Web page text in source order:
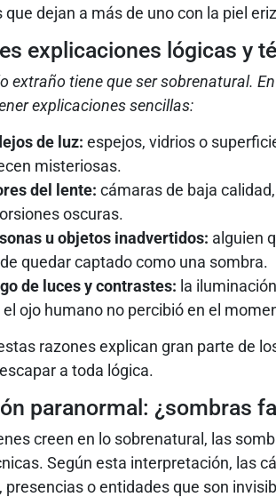
que dejan a más de uno con la piel
explicaciones lógicas y
extraño tiene que ser sobrenatural.
explicaciones sencillas:
de luz: espejos, vidrios o
misteriosas.
del lente: cámaras de baja
oscuras.
u objetos inadvertidos: alguien
quedar captado como una sombra.
de luces y contrastes: la
el ojo humano no percibió en el
razones explican gran parte de
a toda lógica.
paranormal: ¿sombras
creen en lo sobrenatural, las
Según esta interpretación, las
presencias o entidades que son